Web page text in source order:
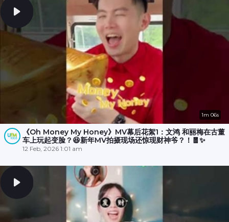
1m 06s
《Oh Money My Honey》MV幕后花絮1：文鸿 和丽梅在古董
车上玩起变脸？😆新年MV拍摄现场还惊现财神爷？！🧧✨
12 Feb, 2026 1:01 am